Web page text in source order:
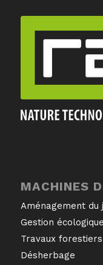
MACHINES
Aménagement du
Gestion
Travaux forestiers
Désherbage